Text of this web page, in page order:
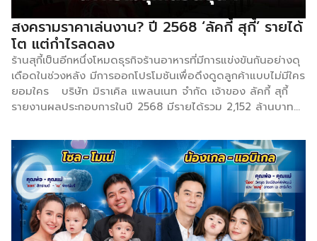
“ลงทุน” ในความสุขที่คุ้มค่า ภักดีต่อแบรนด์ที่สนับสนุนศิลปิน:
นี่คือจุดสำคัญที่สุดสำหรับนักธุรกิจ แม่ยกไม่ได้แค่ซื้อสินค้าของส
ปอนเซอร์ศิลปิน แต่พวกเธอ แนะนำ […]
สงครามราคาเล่นงาน? ปี 2568 ‘ลัคกี้ สุกี้’ รายได้
โต แต่กำไรลดลง
ร้านสุกี้เป็นอีกหนึ่งโหมดธุรกิจร้านอาหารที่มีการแข่งขันกันอย่างดุ
เดือดในช่วงหลัง มีการออกโปรโมชันเพื่อดึงดูดลูกค้าแบบไม่มีใคร
ยอมใคร บริษัท มิราเคิล แพลนเนท จำกัด เจ้าของ ลัคกี้ สุกี้
รายงานผลประกอบการในปี 2568 มีรายได้รวม 2,152 ล้านบาท
ธุรกิจมีรายได้รวม 1,015 ล้านบาท กำไร 108 ล้านบาท โดยจะเห็น
ได้ว่า ในปี 2568 นั้นธุรกิจมีรายได้เพิ่มขึ้น แต่กำไรลดลง ในปี
2568 คือปีที่ลัคกี้ สุกี้ ขยายสาขาจาก 20 เป็น 42 สาขา และยัง
เป็นปีที่เกิด Turning Point สำคัญ เมื่อเซ็นทรัล เรสตอรองส์
กรุ๊ป (CRG) เข้าร่วมทุนในสัดส่วน 40% การขยายสาขาในระดับนี้
ไม่ใช่แค่การเช่าพื้นที่เพิ่ม แต่หมายถึงต้นทุนตกแต่งร้าน ค่าแรง
พนักงานชุดใหม่ […]